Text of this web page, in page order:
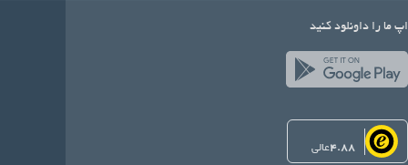
اپ ما را داونلود کنید
4.88عالی